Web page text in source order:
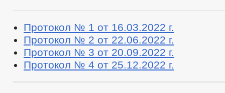
Протокол № 1 от 16.03.2022 г.
Протокол № 2 от 22.06.2022 г.
Протокол № 3 от 20.09.2022 г.
Протокол № 4 от 25.12.2022 г.